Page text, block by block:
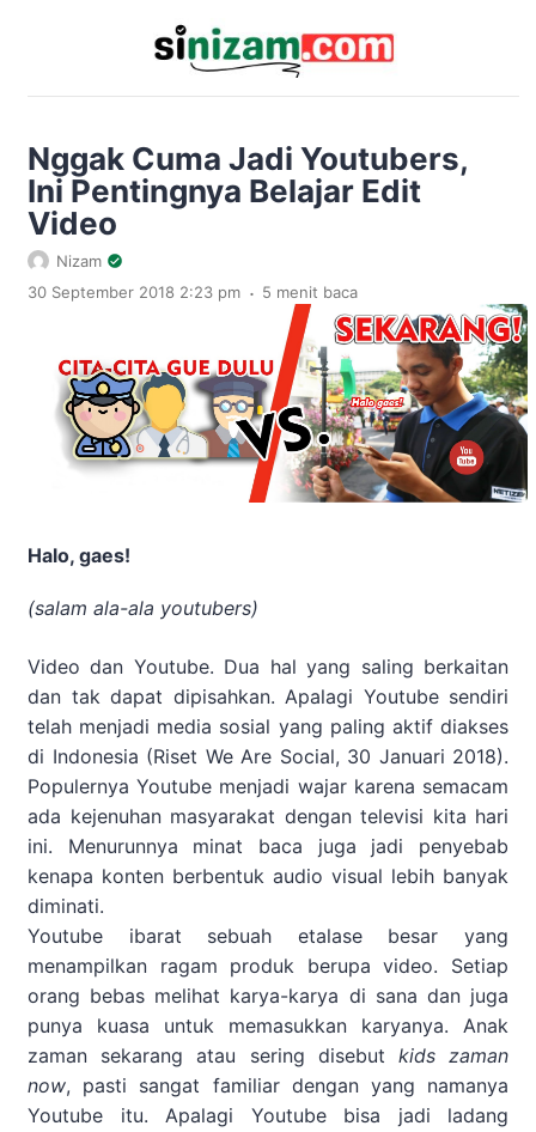
Nggak Cuma Jadi Youtubers,
Ini Pentingnya Belajar Edit
Video
Nizam
30 September 2018 2:23 pm . 5 menit baca
Halo, gaes!
(salam ala-ala youtubers)
Video dan Youtube. Dua hal yang saling berkaitan
dan tak dapat dipisahkan. Apalagi Youtube sendiri
telah menjadi media sosial yang paling aktif diakses
di Indonesia (Riset We Are Social, 30 Januari 2018).
Populernya Youtube menjadi wajar karena semacam
ada kejenuhan masyarakat dengan televisi kita hari
ini. Menurunnya minat baca juga jadi penyebab
kenapa konten berbentuk audio visual lebih banyak
diminati.
Youtube ibarat sebuah etalase besar yang
menampilkan ragam produk berupa video. Setiap
orang bebas melihat karya-karya di sana dan juga
punya kuasa untuk memasukkan karyanya. Anak
zaman sekarang atau sering disebut kids zaman
now, pasti sangat familiar dengan yang namanya
Youtube itu. Apalagi Youtube bisa jadi ladang